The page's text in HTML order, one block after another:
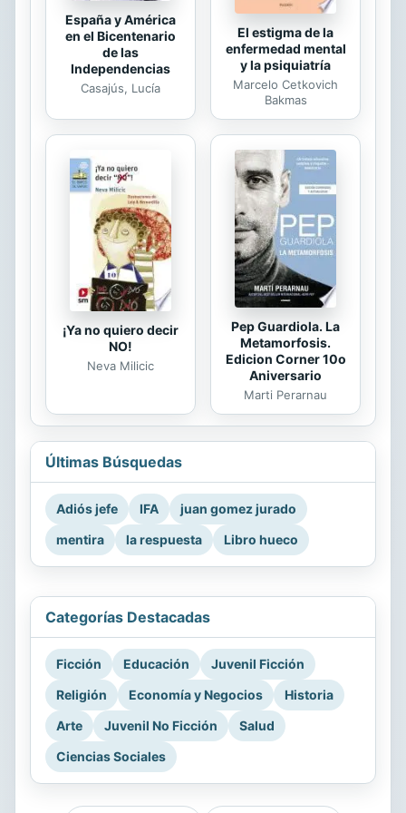
España y América
en el Bicentenario
de las
Independencias
Casajús, Lucía
El estigma de la
enfermedad mental
y la psiquiatría
Marcelo Cetkovich
Bakmas
¡Ya no quiero decir
NO!
Neva Milicic
Pep Guardiola. La
Metamorfosis.
Edicion Corner 10o
Aniversario
Marti Perarnau
Últimas Búsquedas
Adiós jefe IFA
juan gomez jurado
mentira
la respuesta Libro hueco
Categorías Destacadas
Ficción Educación
Juvenil Ficción
Religión
Economía y Negocios
Historia
Arte
Juvenil No Ficción
Salud
Ciencias Sociales